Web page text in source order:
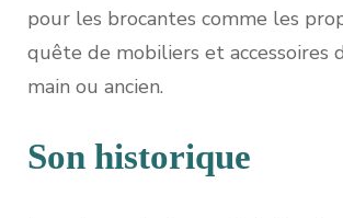
pour les brocantes comme les
quête de mobiliers et accessoires
main ou ancien.
Son historique